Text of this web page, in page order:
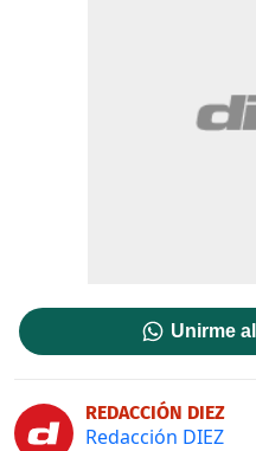
Unirme
REDACCIÓN DIEZ
Redacción DIEZ